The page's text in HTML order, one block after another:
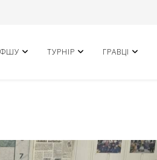
ФШУ ТУРНІР ГРАВЦІ